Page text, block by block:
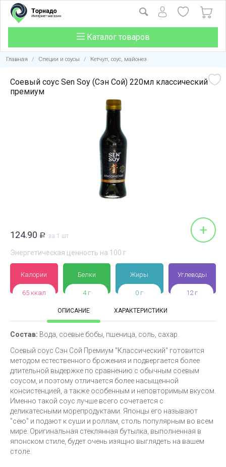
Каталог товаров
Главная / Специи и соусы / Кетчуп, соус, майонез
Соевый соус Sen Soy (Сэн Сой) 220мл классический
премиум
124.90 Р за 1 шт +
Энергетическая ценность на 100 г
Калории
65 ккал
Белки
4 г
Жиры
0 г
Углеводы
12 г
ОПИСАНИЕ ХАРАКТЕРИСТИКИ
Состав: Вода, соевые бобы, пшеница, соль, сахар.
Соевый соус Сэн Сой Премиум "Классический" готовится
методом естественного брожения и подвергается более
длительной выдержке по сравнению с обычным соевым
соусом, и поэтому отличается более насыщенной
консистенцией, а также особенным и неповторимым вкусом.
Именно такой соус лучше всего сочетается с
деликатесными морепродуктами. Японцы его называют
"сёю" и подают к суши и роллам, столь популярным во всем
мире. Оригинальная стеклянная бутылка, выполненная в
японском стиле, будет очень изящно выглядеть на вашем
столе.